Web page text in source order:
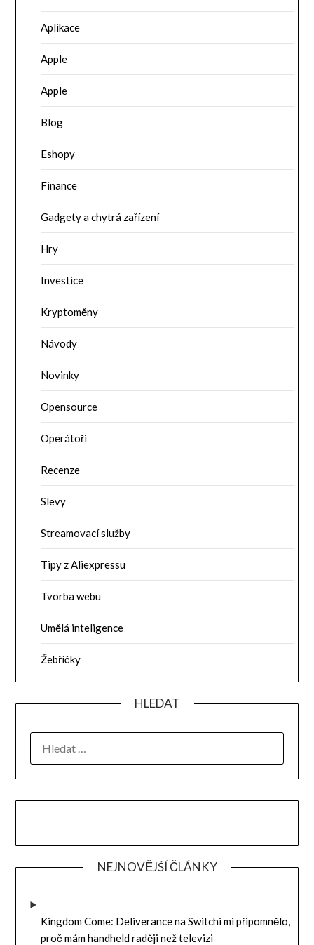
Aplikace
Apple
Apple
Blog
Eshopy
Finance
Gadgety a chytrá zařízení
Hry
Investice
Kryptoměny
Návody
Novinky
Opensource
Operátoři
Recenze
Slevy
Streamovací služby
Tipy z Aliexpressu
Tvorba webu
Umělá inteligence
Žebříčky
HLEDAT
NEJNOVĚJŠÍ ČLÁNKY
Kingdom Come: Deliverance na Switchi mi připomnělo,
proč mám handheld raději než televizi